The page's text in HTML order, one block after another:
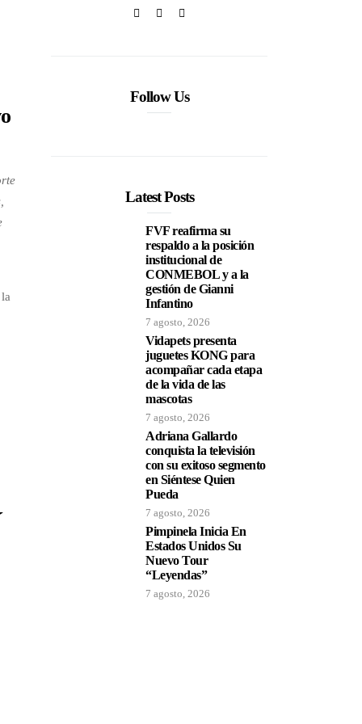
Follow Us
Latest Posts
FVF reafirma su
respaldo a la posición
institucional de
CONMEBOL y a la
gestión de Gianni
Infantino
7 agosto, 2026
Vidapets presenta
juguetes KONG para
acompañar cada etapa
de la vida de las
mascotas
7 agosto, 2026
Adriana Gallardo
conquista la televisión
con su exitoso segmento
en Siéntese Quien
Pueda
7 agosto, 2026
Pimpinela Inicia En
Estados Unidos Su
Nuevo Tour
“Leyendas”
7 agosto, 2026